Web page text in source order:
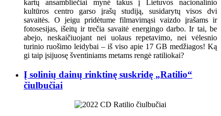
kartų ansambliečiai mynė takus į Lietuvos nacionalinio
kultūros centro garso įrašų studiją, susidarytų visos dvi
savaitės. O jeigu pridėtume filmavimąsi vaizdo įrašams ir
fotosesijas, išeitų ir trečia savaitė energingo darbo. Ir tai, be
abejo, neskaičiuojant nei uolaus repetavimo, nei vėlesnio
turinio ruošimo leidybai – iš viso apie 17 GB medžiagos! Ką
gi taip įsijuosę šventiniams metams rengė ratiliokai?
Į solinių dainų rinktinę suskridę „Ratilio“
čiulbučiai